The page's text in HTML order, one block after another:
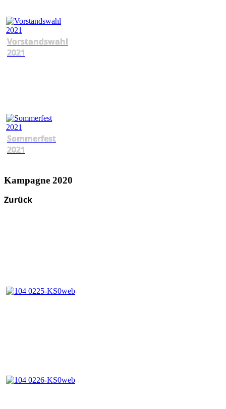
Vorstandswahl
2021
Sommerfest
2021
Kampagne 2020
Zurück